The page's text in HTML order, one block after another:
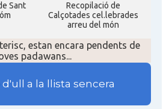
Consolat general a Chicago
general a Houston
Sant
Recopilació de
Calçotades cel.lebrades
arreu del món
estan encara pendents de
padawans...
a la llista sencera